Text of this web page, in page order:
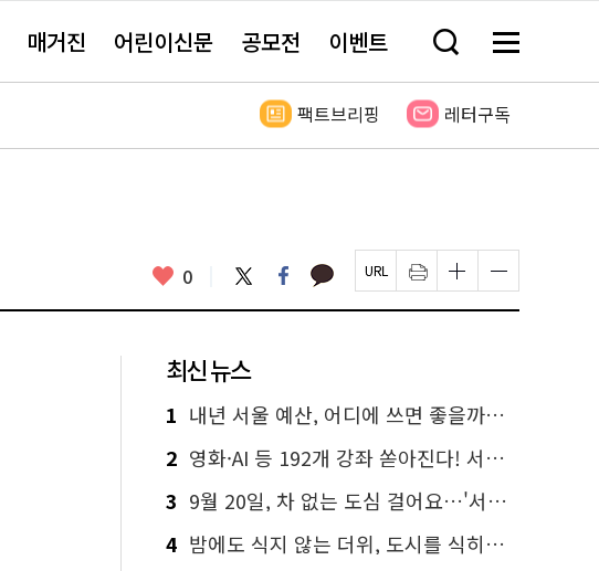
매거진 어린이신문 공모전 이벤트 검
창
기
메
전
보
팩트브리핑 레터구독
좋
요
0 트
위
터
페
이
스
카
카 페
이
지
인
쇄
하
글
자
크
하
기
글
자
크
하
최신 뉴스
1 내년 서울 예산, 어디에 쓰면 좋을까요? 온라인 투표
2 영화·AI 등 192개 강좌 쏟아진다! 서울시민대학 선착순 신청
3 9월 20일, 차 없는 도심 걸어요…'서울 걷자 페스티벌' 선착순 5천명
4 밤에도 식지 않는 더위, 도시를 식히는 시원한 해법은?